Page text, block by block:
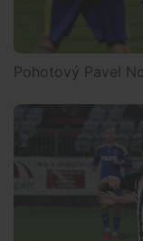
Pohotový Pavel